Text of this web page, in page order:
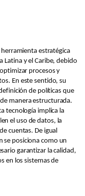
estratégica
Latina y el Caribe, debido
procesos y
En este sentido, su
de políticas que
manera estructurada.
tecnología implica la
el uso de datos, la
cuentas. De igual
se posiciona como un
garantizar la calidad,
en los sistemas de